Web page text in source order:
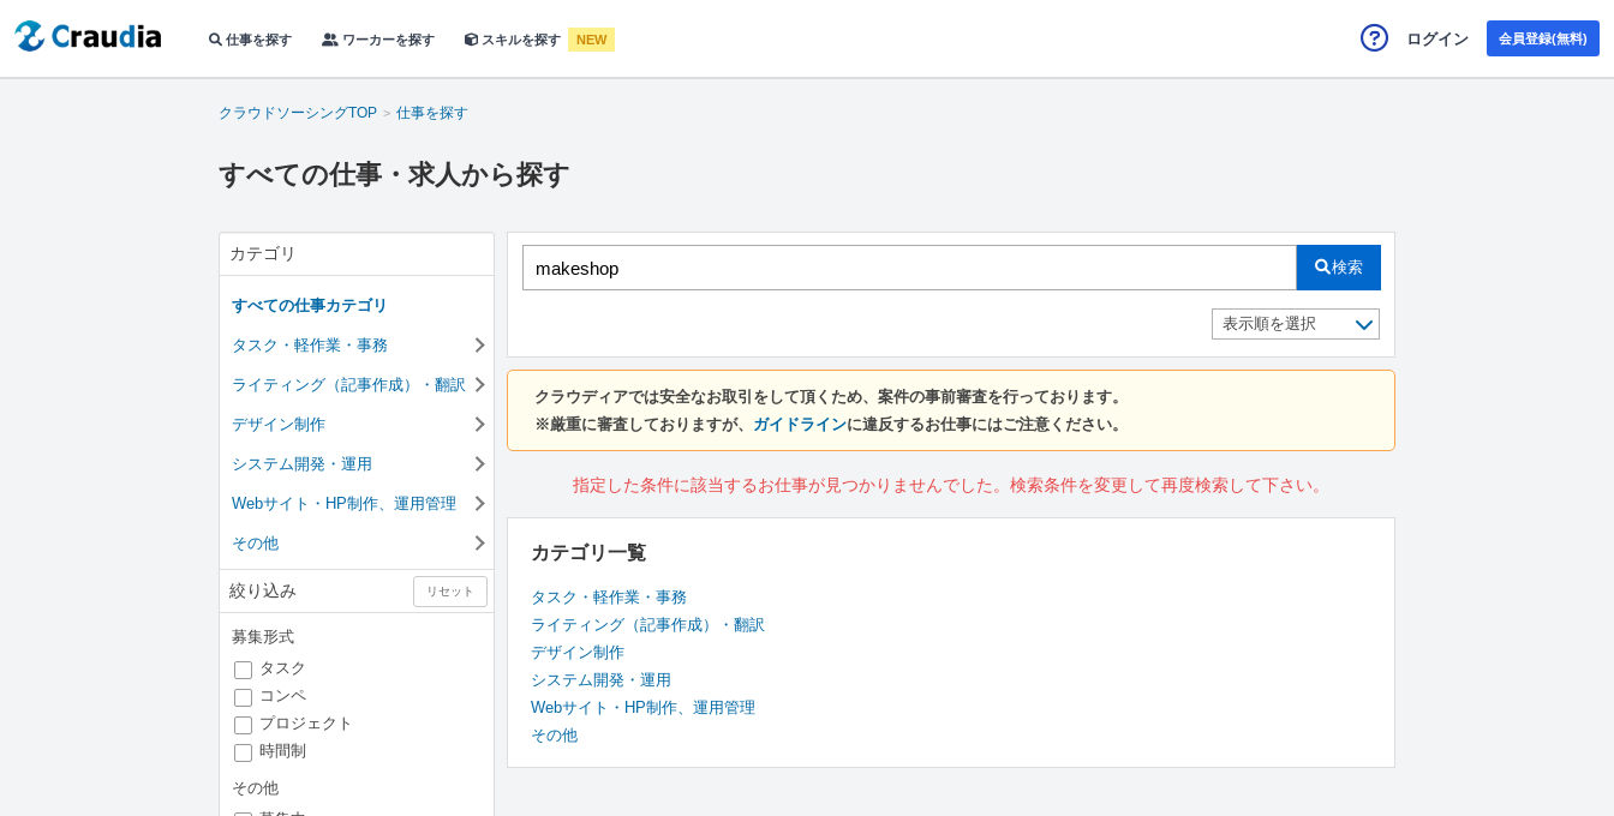
仕事を探す ワーカーを探す スキルを探す NEW ログイン 会員登録(無料)
クラウドソーシングTOP 仕事を探す
すべての仕事・求人から探す
カテゴリ
すべての仕事カテゴリ
タスク・軽作業・事務
ライティング（記事作成）・翻訳
デザイン制作
システム開発・運用
Webサイト・HP制作、運用管理
その他
絞り込み リセット
募集形式
タスク
コンペ
プロジェクト
時間制
その他
検索
クラウディアでは安全なお取引をして頂くため、案件の事前審査を行っております。
※厳重に審査しておりますが、 ガイドラインに違反するお仕事にはご注意ください。
指定した条件に該当するお仕事が見つかりませんでした。検索条件を変更して再度検索して下さい。
カテゴリ一覧
タスク・軽作業・事務
ライティング（記事作成）・翻訳
デザイン制作
システム開発・運用
Webサイト・HP制作、運用管理
その他